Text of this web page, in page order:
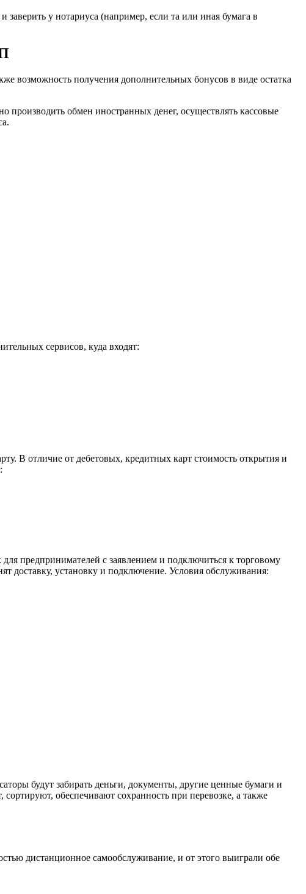
у нотариуса (например, если та или иная бумага в
возможность получения дополнительных бонусов в виде остатка
производить обмен иностранных денег, осуществлять кассовые
сервисов, куда входят:
В отличие от дебетовых, кредитных карт стоимость открытия и
предпринимателей с заявлением и подключиться к торговому
доставку, установку и подключение. Условия обслуживания:
будут забирать деньги, документы, другие ценные бумаги и
обеспечивают сохранность при перевозке, а также
дистанционное самообслуживание, и от этого выиграли обе